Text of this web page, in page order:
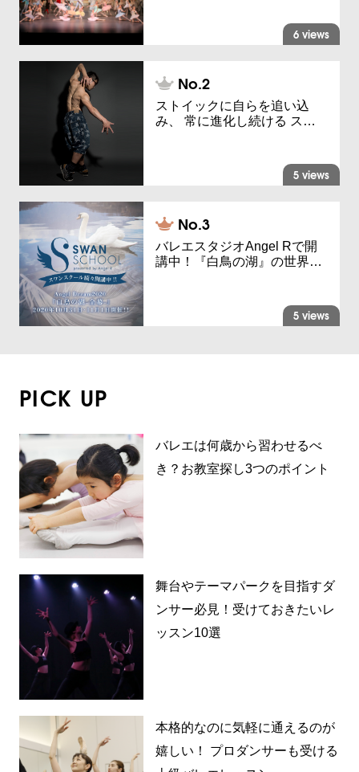
6 views
ストイックに自らを追い込
み、 常に進化し続ける ス…
5 views
バレエスタジオAngel Rで開
講中！『白鳥の湖』の世界…
5 views
PICK UP
バレエは何歳から習わせるべ
き？お教室探し3つのポイント
舞台やテーマパークを目指すダ
ンサー必見！受けておきたいレ
ッスン10選
本格的なのに気軽に通えるのが
嬉しい！ プロダンサーも受ける